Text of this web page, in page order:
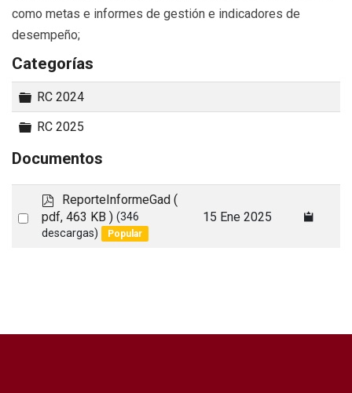
como metas e informes de gestión e indicadores de
desempeño;
Categorías
Carpeta
RC 2024
Carpeta
RC 2025
Documentos
Select
p
d
f
ReporteInformeGad (
pdf, 463 KB ) (346
descargas)
Popular
15 Ene 2025